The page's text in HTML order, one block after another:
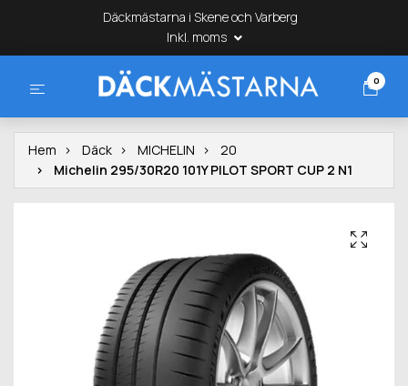
Däckmästarna i Skene och Varberg
Inkl. moms
0
Hem Däck MICHELIN
20
Michelin 295/30R20 101Y PILOT SPORT CUP 2 N1